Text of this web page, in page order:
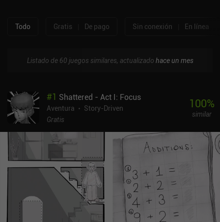
Todo Gratis De pago Sin conexión En línea
Listado de 60 juegos similares, actualizado hace un mes
#1 Shattered - Act I: Focus
Aventura
Story-Driven
Gratis
100%
similar